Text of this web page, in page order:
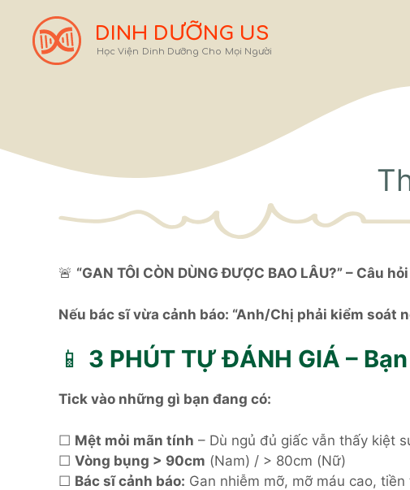
DINH DƯỠNG US
Học Viện Dinh Dưỡng Cho Mọi Người
🚨 “GAN TÔI CÒN DÙNG ĐƯỢC BAO LÂU?” –
Nếu bác sĩ vừa cảnh báo: “Anh/Chị phải kiểm
📱 3 PHÚT TỰ ĐÁNH GIÁ –
Tick vào những gì bạn đang có:
☐ Mệt mỏi mãn tính – Dù ngủ đủ giấc vẫn thấy kiệt
☐ Vòng bụng > 90cm (Nam) / > 80cm (Nữ)
☐ Bác sĩ cảnh báo: Gan nhiễm mỡ, mỡ máu cao,